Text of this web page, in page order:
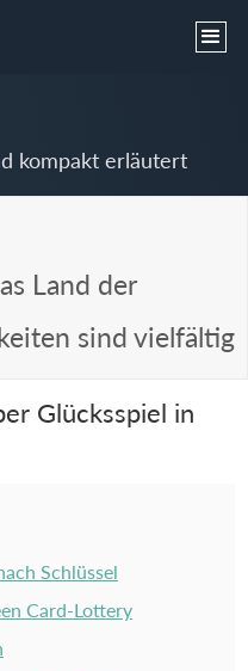
kompakt erläutert
Land der
sind vielfältig
Glücksspiel in
Schlüssel
Card-Lottery